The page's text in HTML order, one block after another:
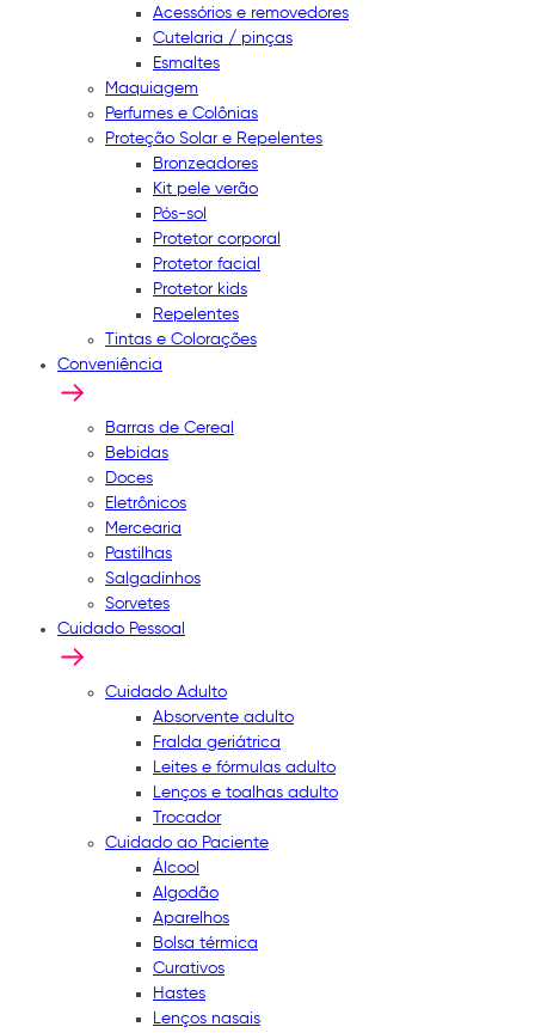
Acessórios e removedores
Cutelaria / pinças
Esmaltes
Maquiagem
Perfumes e Colônias
Proteção Solar e Repelentes
Bronzeadores
Kit pele verão
Pós-sol
Protetor corporal
Protetor facial
Protetor kids
Repelentes
Tintas e Colorações
Conveniência
Barras de Cereal
Bebidas
Doces
Eletrônicos
Mercearia
Pastilhas
Salgadinhos
Sorvetes
Cuidado Pessoal
Cuidado Adulto
Absorvente adulto
Fralda geriátrica
Leites e fórmulas adulto
Lenços e toalhas adulto
Trocador
Cuidado ao Paciente
Álcool
Algodão
Aparelhos
Bolsa térmica
Curativos
Hastes
Lenços nasais